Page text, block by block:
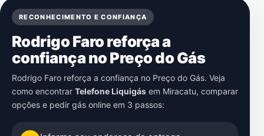
RECONHECIMENTO E CONFIANÇA
Rodrigo Faro reforça a
confiança no Preço do Gás
Rodrigo Faro reforça a confiança no Preço do Gás. Veja
como encontrar Telefone Liquigás em Miracatu, comparar
opções e pedir gás online em 3 passos: